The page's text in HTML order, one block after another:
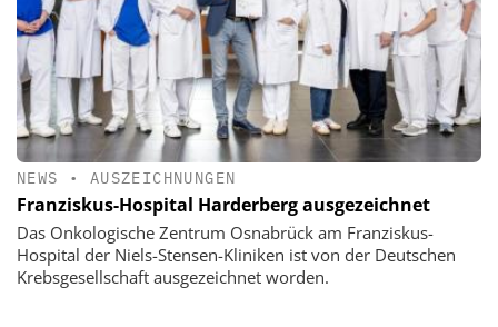
NEWS • AUSZEICHNUNGEN
Franziskus-Hospital Harderberg ausgezeichnet
Das Onkologische Zentrum Osnabrück am Franziskus-
Hospital der Niels-Stensen-Kliniken ist von der Deutschen
Krebsgesellschaft ausgezeichnet worden.